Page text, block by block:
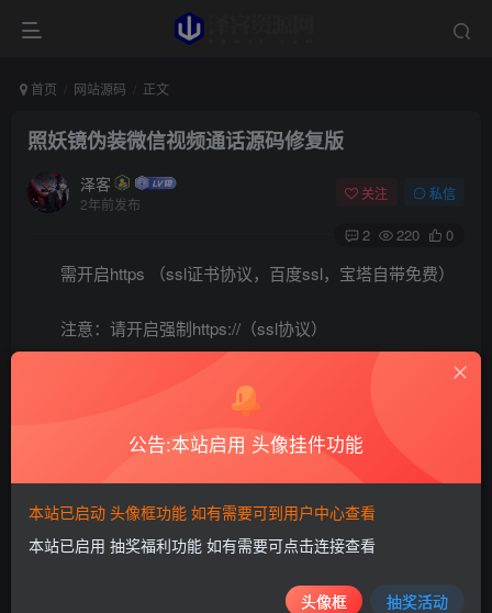
首页 网站源码 正文
照妖镜伪装微信视频通话源码修复版
泽客
2年前发布
关注 私信
2 220 0
需开启https （ssl证书协议，百度ssl，宝塔自带免费）
注意：请开启强制https://（ssl协议）
否则生成的链接是不能进行拍照的
新增邮箱通知功能（方便第一时间查看照片）
live/images/FM 文件内图片为随机背景封面
公告:本站启用 头像挂件功能
本站已启动 头像框功能 如有需要可到用户中心查看
本站已启用 抽奖福利功能 如有需要可点击连接查看
头像框 抽奖活动